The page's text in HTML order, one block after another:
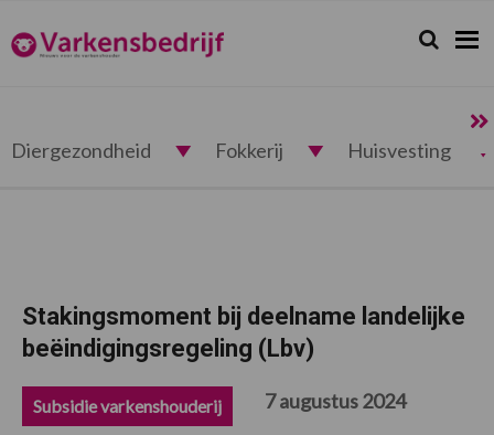
de
hoofdnavigatie
de
hoofd
de
eerste
de
voettekst
Varkensbedrijf.nl Zoeken...
Zoek
Diergezondheid Fokkerij Huisvesting
Stakingsmoment bij deelname landelijke
beëindigingsregeling (Lbv)
Subsidie varkenshouderij 7 augustus 2024